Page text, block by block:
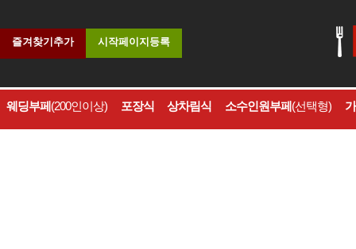
즐겨찾기추가 시작페이지등록
웨딩부페(200인이상) 포장식 상차림식 소수인원부페(선택형)